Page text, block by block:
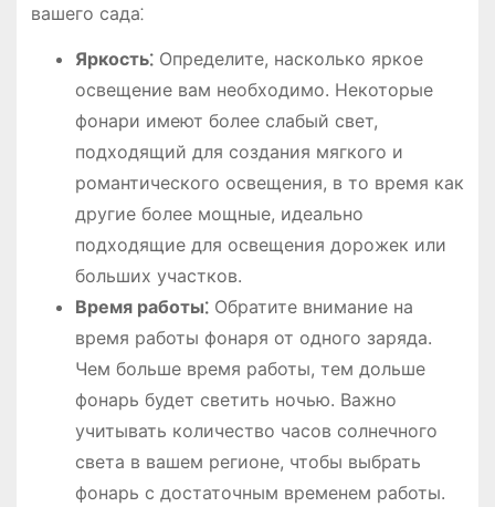
вашего сада⁚
Яркость⁚Определите, насколько яркое
освещение вам необходимо. Некоторые
фонари имеют более слабый свет,
подходящий для создания мягкого и
романтического освещения, в то время как
другие более мощные, идеально
подходящие для освещения дорожек или
больших участков.
Время работы⁚Обратите внимание на
время работы фонаря от одного заряда.
Чем больше время работы, тем дольше
фонарь будет светить ночью. Важно
учитывать количество часов солнечного
света в вашем регионе, чтобы выбрать
фонарь с достаточным временем работы.